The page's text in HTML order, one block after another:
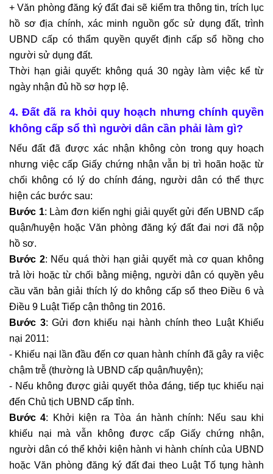
+ Văn phòng đăng ký đất đai sẽ kiểm tra thông tin, trích lục
hồ sơ địa chính, xác minh nguồn gốc sử dụng đất, trình
UBND cấp có thẩm quyền quyết định cấp sổ hồng cho
người sử dụng đất.
Thời hạn giải quyết: không quá 30 ngày làm việc kể từ
ngày nhận đủ hồ sơ hợp lệ.
4. Đất đã ra khỏi quy hoạch nhưng chính quyền
không cấp sổ thì người dân cần phải làm gì?
Nếu đất đã được xác nhận không còn trong quy hoạch
nhưng việc cấp Giấy chứng nhận vẫn bị trì hoãn hoặc từ
chối không có lý do chính đáng, người dân có thể thực
hiện các bước sau:
Bước 1: Làm đơn kiến nghị giải quyết gửi đến UBND cấp
quận/huyện hoặc Văn phòng đăng ký đất đai nơi đã nộp
hồ sơ.
Bước 2: Nếu quá thời hạn giải quyết mà cơ quan không
trả lời hoặc từ chối bằng miệng, người dân có quyền yêu
cầu văn bản giải thích lý do không cấp sổ theo Điều 6 và
Điều 9 Luật Tiếp cận thông tin 2016.
Bước 3: Gửi đơn khiếu nại hành chính theo Luật Khiếu
nại 2011:
- Khiếu nại lần đầu đến cơ quan hành chính đã gây ra việc
chậm trễ (thường là UBND cấp quận/huyện);
- Nếu không được giải quyết thỏa đáng, tiếp tục khiếu nại
đến Chủ tịch UBND cấp tỉnh.
Bước 4: Khởi kiện ra Tòa án hành chính: Nếu sau khi
khiếu nại mà vẫn không được cấp Giấy chứng nhận,
người dân có thể khởi kiện hành vi hành chính của UBND
hoặc Văn phòng đăng ký đất đai theo Luật Tố tụng hành